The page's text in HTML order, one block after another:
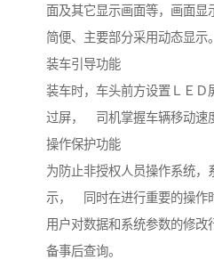
面及其它显示画面等，画面显
简便、主要部分采用动态显示。
装车引导功能
装车时，车头前方设置ＬＥＤ
过屏， 司机掌握车辆移动速
操作保护功能
为防止非授权人员操作系统，
示， 同时在进行重要的操作
用户对数据和系统参数的修改
备事后查询。